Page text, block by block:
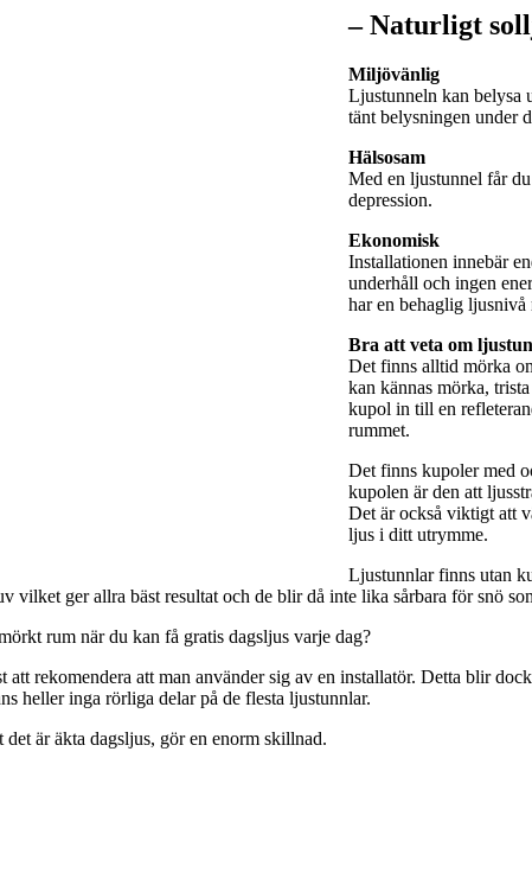
– Naturligt
Miljövänlig
Ljustunneln kan belysa
tänt belysningen under
Hälsosam
Med en ljustunnel får
depression.
Ekonomisk
Installationen innebär
underhåll och ingen
har en behaglig
Bra att veta om
Det finns alltid mörka
kan kännas mörka,
kupol in till en
rummet.
Det finns kupoler med
kupolen är den att
Det är också viktigt att
ljus i ditt utrymme.
Ljustunnlar finns utan
ger allra bäst resultat och de blir då inte lika sårbara för snö
rum när du kan få gratis dagsljus varje dag?
rekomendera att man använder sig av en installatör. Detta blir
heller inga rörliga delar på de flesta ljustunnlar.
är äkta dagsljus, gör en enorm skillnad.